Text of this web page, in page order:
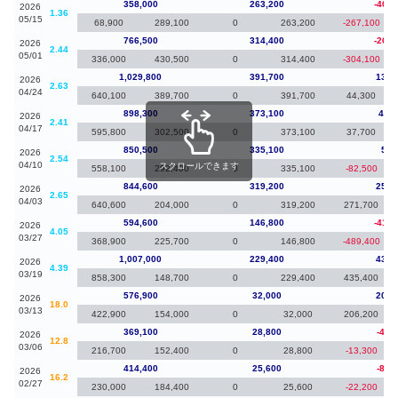
2026
05/15
1.36
358,000 263,200
-
68,900
289,100 0 263,200 -267,100
2026
05/01
2.44
766,500 314,400
-
336,000
430,500 0 314,400 -304,100
2026
04/24
2.63
1,029,800 391,700
640,100
389,700 0 391,700 44,300
2026
04/17
2.41
898,300 373,100
595,800
302,500 0 373,100 37,700
2026
04/10
2.54
850,500 335,100
558,100
292,400 0 335,100 -82,500
2026
04/03
2.65
844,600 319,200
640,600
204,000 0 319,200 271,700
2026
03/27
4.05
594,600 146,800
-
368,900
225,700 0 146,800 -489,400
2026
03/19
4.39
1,007,000 229,400
858,300
148,700 0 229,400 435,400
2026
03/13
18.0
576,900 32,000
422,900
154,000 0 32,000 206,200
2026
03/06
12.8
369,100 28,800
-
216,700
152,400 0 28,800 -13,300
2026
02/27
16.2
414,400 25,600
-
230,000
184,400 0 25,600 -22,200
スクロールできます